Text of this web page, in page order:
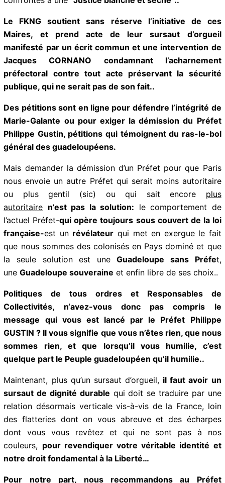
son temps le Capitaine-Général LACROSSE contre les
Officiers guadeloupéens) sur les ondes et saisit le
Tribunal Administratif, qui le 27 mars casse cet arrêté
et autorise de nouveau la rotation des navettes en
dépit du bon sens..Rien de changer donc, en Pays
dominé depuisle Code Noir de 1685….nous sommes
toujours confrontés à une‘’Justice blanche et sèche’’..
Le FKNG soutient sans réserve l’initiative de ces
Maires, et prend acte de leur sursaut d’orgueil
manifesté par un écrit commun et une intervention
de Jacques CORNANO condamnant l’acharnement
publique, qui ne serait pas de son fait..
Des pétitions sont en ligne pour défendre l’intégrité
de Marie-Galante ou pour exiger la démission du
Préfet Philippe Gustin, pétitions qui témoignent du
ras-le-bol général des guadeloupéens.
Mais demander la démission d’un Préfet pour que Paris
nous envoie un autre Préfet qui serait moins autoritaire
ou plus gentil (sic) ou qui sait encoreplus
autoritaire
n’est pas la solution: le comportement de
l’actuel Préfet-
qui opère toujours sous couvert de la
loi française-est un révélateur qui met en exergue le
fait que nous sommes des colonisés en Pays dominé
et que la seule solution est uneGuadeloupe sans
Préfet, uneGuadeloupe souveraineet enfin libre de
Politiques de tous ordres et Responsables de
Collectivités, n‘avez-vous donc pas compris le
message qui vous est lancé par le Préfet Philippe
GUSTIN ? Il vous signifie que vous n’êtes rien, que
nous sommes rien, et que lorsqu’il vous humilie, c’est
quelque part le Peuple guadeloupéen qu’il humilie..
Maintenant, plus qu’un sursaut d’orgueil,il faut avoir un
manquer !
E-mail*
J'acceptel'accord de confidentialité